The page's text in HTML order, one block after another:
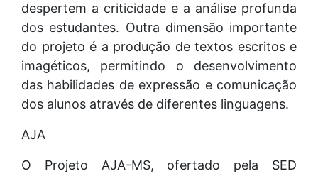
despertem a criticidade e a análise profunda
dos estudantes. Outra dimensão importante
do projeto é a produção de textos escritos e
imagéticos, permitindo o desenvolvimento
das habilidades de expressão e comunicação
dos alunos através de diferentes linguagens.
AJA
O Projeto AJA-MS, ofertado pela SED